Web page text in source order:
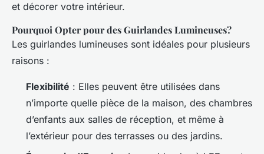
et décorer votre intérieur.
Pourquoi Opter pour des Guirlandes Lumineuses?
Les guirlandes lumineuses sont idéales pour plusieurs
raisons :
Flexibilité : Elles peuvent être utilisées dans
n’importe quelle pièce de la maison, des chambres
d’enfants aux salles de réception, et même à
l’extérieur pour des terrasses ou des jardins.